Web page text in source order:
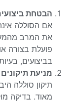
הבטחת
אם הסוללה
את המרב
פועלת בצורה
בביצועים,
מניעת
תיקון סוללה
מאוד. בדיקה